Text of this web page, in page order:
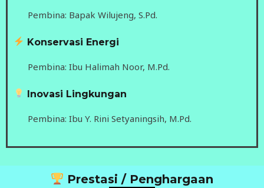
Pembina: Bapak Wilujeng, S.Pd.
Konservasi Energi
Pembina: Ibu Halimah Noor, M.Pd.
Inovasi Lingkungan
Pembina: Ibu Y. Rini Setyaningsih, M.Pd.
Prestasi / Penghargaan